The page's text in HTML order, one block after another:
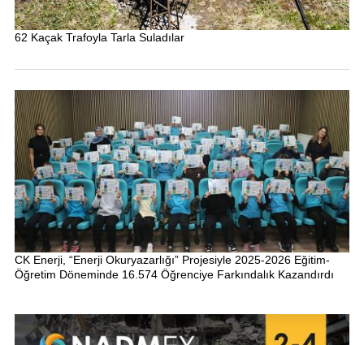
62 Kaçak Trafoyla Tarla Suladılar
CK Enerji, “Enerji Okuryazarlığı” Projesiyle 2025-2026 Eğitim-
Öğretim Döneminde 16.574 Öğrenciye Farkındalık Kazandırdı